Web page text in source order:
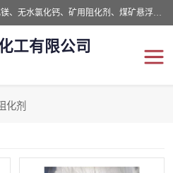
山东贝格曼化工有限公司主营：氯化镁、无水氯化钙、矿用阻化剂、煤矿悬浮剂、道路抑尘剂、氢氧化镁，防灭火剂等，公司位于山东省潍坊市滨海经济开发区,是专业从事对各种精细化工集研究、开发、制造于一体的现代化大型跨境化工企业，公司本着诚信经营、给每一位客户提供专业服务。
工有限公司
化剂
氯化钙